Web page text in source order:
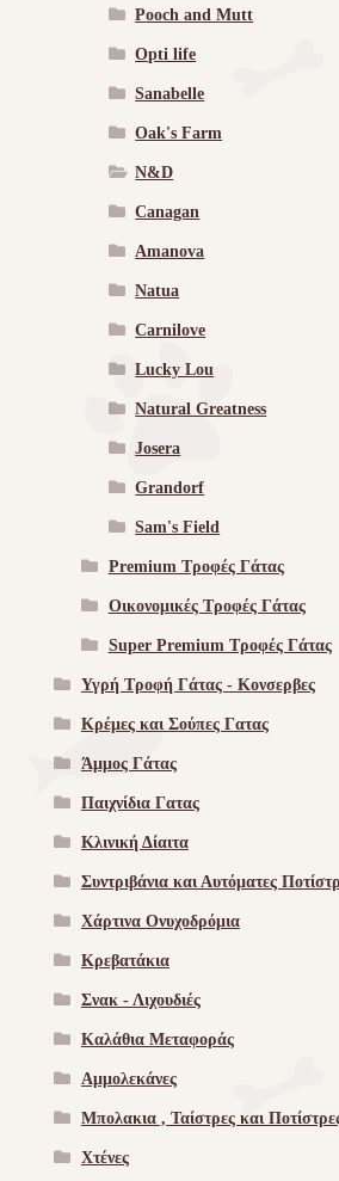
Pooch and Mutt
Opti life
Sanabelle
Oak's Farm
N&D
Canagan
Amanova
Natua
Carnilove
Lucky Lou
Natural Greatness
Josera
Grandorf
Sam's Field
Premium Τροφές Γάτας
Οικονομικές Τροφές Γάτας
Super Premium Τροφές Γάτας
Υγρή Τροφή Γάτας - Kονσερβες
Κρέμες και Σούπες Γατας
Άμμος Γάτας
Παιχνίδια Γατας
Κλινική Δίαιτα
Συντριβάνια και Αυτόματες
Χάρτινα Ονυχοδρόμια
Κρεβατάκια
Σνακ - Λιχουδιές
Καλάθια Μεταφοράς
Αμμολεκάνες
Μπολακια , Ταίστρες και
Χτένες